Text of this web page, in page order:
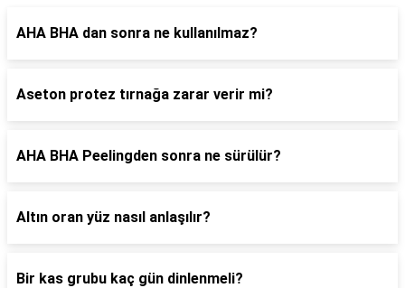
AHA BHA dan sonra ne kullanılmaz?
Aseton protez tırnağa zarar verir mi?
AHA BHA Peelingden sonra ne sürülür?
Altın oran yüz nasıl anlaşılır?
Bir kas grubu kaç gün dinlenmeli?